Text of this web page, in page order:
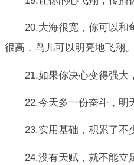
20.大海很宽，你可以和
很高，鸟儿可以明亮地飞翔。
21.如果你决心变得强大
22.今天多一份奋斗，明
23.实用基础，积累了不
24.没有天赋，就不能立